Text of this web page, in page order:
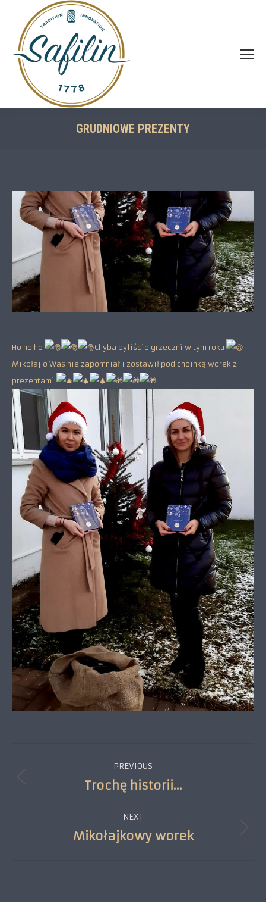
GRUDNIOWE PREZENTY
Ho ho ho
Chyba byliście grzeczni w tym roku
Mikołaj o Was nie zapomniał i zostawił pod choinką worek z
prezentami
PREVIOUS
Previous
Trochę historii…
NEXT
Next
Mikołajkowy worek